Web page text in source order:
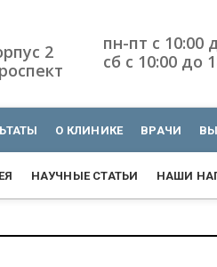
2
пн-пт с 10:00
сб с 10:00 до
О КЛИНИКЕ ВРАЧИ
НАУЧНЫЕ СТАТЬИ НАШИ